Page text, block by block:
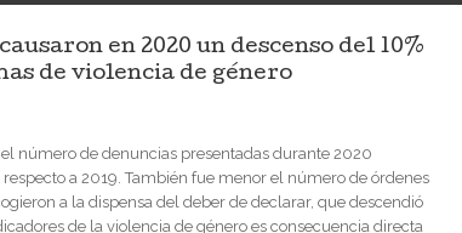
en 2020 un descenso del 10%
de violencia de género
número de denuncias presentadas durante 2020
a 2019. También fue menor el número de órdenes
a la dispensa del deber de declarar, que descendió
de la violencia de género es consecuencia directa